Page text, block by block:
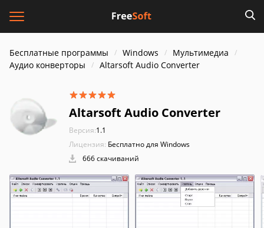
Бесплатные программы Windows
Мультимедиа
Аудио конверторы
Altarsoft Audio Converter
Altarsoft Audio Converter
Версия:1.1
Лицензия: Бесплатно для Windows
666 скачиваний